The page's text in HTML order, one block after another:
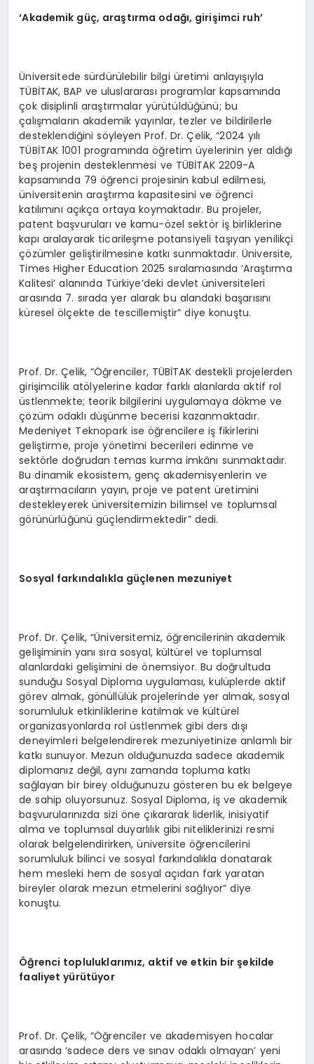
‘Akademik güç, araştırma odağı, girişimci ruh’
Üniversitede sürdürülebilir bilgi üretimi anlayışıyla
TÜBİTAK, BAP ve uluslararası programlar kapsamında
çok disiplinli araştırmalar yürütüldüğünü; bu
çalışmaların akademik yayınlar, tezler ve bildirilerle
desteklendiğini söyleyen Prof. Dr. Çelik, “2024 yılı
TÜBİTAK 1001 programında öğretim üyelerinin yer aldığı
beş projenin desteklenmesi ve TÜBİTAK 2209-A
kapsamında 79 öğrenci projesinin kabul edilmesi,
üniversitenin araştırma kapasitesini ve öğrenci
katılımını açıkça ortaya koymaktadır. Bu projeler,
patent başvuruları ve kamu-özel sektör iş birliklerine
kapı aralayarak ticarileşme potansiyeli taşıyan yenilikçi
çözümler geliştirilmesine katkı sunmaktadır. Üniversite,
Times Higher Education 2025 sıralamasında ‘Araştırma
Kalitesi’ alanında Türkiye’deki devlet üniversiteleri
arasında 7. sırada yer alarak bu alandaki başarısını
küresel ölçekte de tescillemiştir” diye konuştu.
Prof. Dr. Çelik, “Öğrenciler, TÜBİTAK destekli projelerden
girişimcilik atölyelerine kadar farklı alanlarda aktif rol
üstlenmekte; teorik bilgilerini uygulamaya dökme ve
çözüm odaklı düşünme becerisi kazanmaktadır.
Medeniyet Teknopark ise öğrencilere iş fikirlerini
geliştirme, proje yönetimi becerileri edinme ve
sektörle doğrudan temas kurma imkânı sunmaktadır.
Bu dinamik ekosistem, genç akademisyenlerin ve
araştırmacıların yayın, proje ve patent üretimini
destekleyerek üniversitemizin bilimsel ve toplumsal
görünürlüğünü güçlendirmektedir” dedi.
Sosyal farkındalıkla güçlenen mezuniyet
Prof. Dr. Çelik, “Üniversitemiz, öğrencilerinin akademik
gelişiminin yanı sıra sosyal, kültürel ve toplumsal
alanlardaki gelişimini de önemsiyor. Bu doğrultuda
sunduğu Sosyal Diploma uygulaması, kulüplerde aktif
görev almak, gönüllülük projelerinde yer almak, sosyal
sorumluluk etkinliklerine katılmak ve kültürel
organizasyonlarda rol üstlenmek gibi ders dışı
deneyimleri belgelendirerek mezuniyetinize anlamlı bir
katkı sunuyor. Mezun olduğunuzda sadece akademik
diplomanız değil, aynı zamanda topluma katkı
sağlayan bir birey olduğunuzu gösteren bu ek belgeye
de sahip oluyorsunuz. Sosyal Diploma, iş ve akademik
başvurularınızda sizi öne çıkararak liderlik, inisiyatif
alma ve toplumsal duyarlılık gibi niteliklerinizi resmi
olarak belgelendirirken, üniversite öğrencilerini
sorumluluk bilinci ve sosyal farkındalıkla donatarak
hem mesleki hem de sosyal açıdan fark yaratan
bireyler olarak mezun etmelerini sağlıyor” diye
konuştu.
Öğrenci topluluklarımız, aktif ve etkin bir şekilde
faaliyet yürütüyor
Prof. Dr. Çelik, “Öğrenciler ve akademisyen hocalar
arasında ‘sadece ders ve sınav odaklı olmayan’ yeni